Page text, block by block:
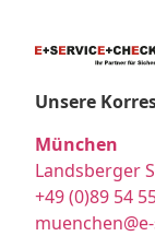
Unsere
München
Landsberger
+49 (0)89 54